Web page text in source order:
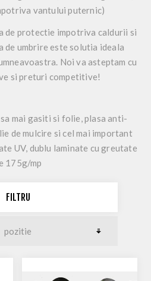
vantului puternic)
de protectie impotriva caldurii si
de umbrire este solutia ideala
Noi va asteptam cu
si preturi competitive!
mai gasiti si folie, plasa anti-
de mulcire si cel mai important
UV, dublu laminate cu greutate
175g/mp
FILTRU